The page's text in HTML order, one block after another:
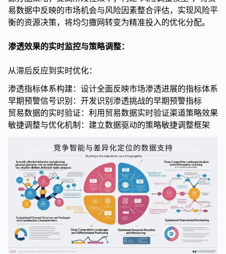
易数据中反映的市场机会与风险因素整合评估，实现风险平
衡的资源决策，将均匀撒网转变为精准投入的优化分配。
渗透效果的实时监控与策略调整：
从滞后反应到实时优化：
渗透指标体系构建：设计全面反映市场渗透进展的指标体系
早期预警信号识别：开发识别渗透挑战的早期预警指标
贸易数据的实时验证：利用贸易数据实时验证渠道策略效果
敏捷调整与优化机制：建立数据驱动的策略敏捷调整框架